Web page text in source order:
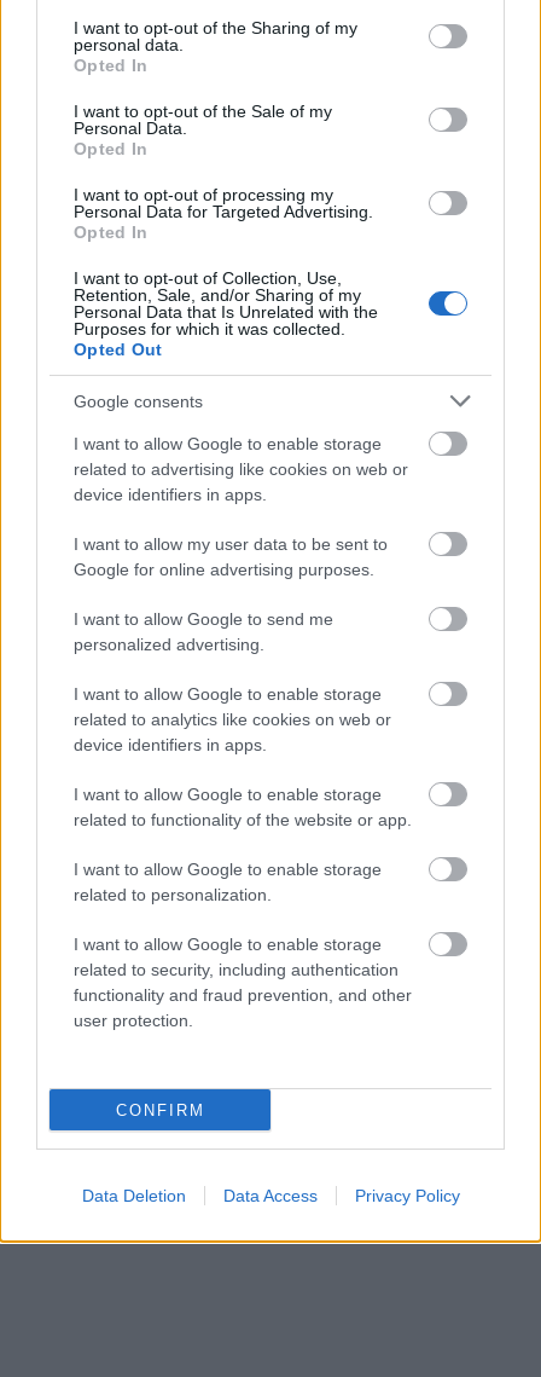
not limited to your visit or usage behaviour. You may click to
grant or deny consent to Google and its third-party tags to
use your data for below specified purposes in below Google
consent section.
I want to opt-out of the Sharing of my
personal data.
Opted In
I want to opt-out of the Sale of my
Personal Data.
Opted In
I want to opt-out of processing my
Personal Data for Targeted Advertising.
Opted In
I want to opt-out of Collection, Use,
Retention, Sale, and/or Sharing of my
Personal Data that Is Unrelated with the
Purposes for which it was collected.
Opted Out
Google consents
I want to allow Google to enable storage
related to advertising like cookies on web or
device identifiers in apps.
I want to allow my user data to be sent to
Google for online advertising purposes.
I want to allow Google to send me
personalized advertising.
I want to allow Google to enable storage
related to analytics like cookies on web or
device identifiers in apps.
I want to allow Google to enable storage
related to functionality of the website or app.
I want to allow Google to enable storage
related to personalization.
I want to allow Google to enable storage
related to security, including authentication
functionality and fraud prevention, and other
user protection.
CONFIRM
Data Deletion Data Access Privacy Policy
φύση και η εκδρομή στις πηγές και το υπέροχο
κανένα αδιάφορο
Eίναι ίσως από τα ομορφότερα ορεινά μέρη με
συγκλονιστικά τοπία και καθαρό αέρα και γνωστό
-και όχι τυχαία- ως η Ελβετία της Ελλάδας.
Περιτριγυρισµένη από έλατα, η ευρυτανική
πρωτεύουσα, σε υψόµετρο 960 µ. στη νοτιοδυτική
πλευρά του όρους Βελούχι, ενδείκνυται για τον
χειμώνα καθώς κατά πάσα πιθανότητα θα σας
υποδεχτεί σκεπασµένη µε αφράτο χιόνι!
Στο Καρπενήσι αλλά και ευρύτερα
ανέσεις, εξαιρετικό φαγητό, διασκέδαση, αλλά και
αγέρωχα βουνά, ορμητικά ποτάμια, πανέμορφα
φαράγγια, γραφικά χωριά και ιστορικά μοναστήρια.
Στις πίστες του χιονοδρομικού κέντρου στο
Βελούχι, οικογένειες και παρέες απολαμβάνουν
συναρπαστικά ταξίδια στο χιόνι ενώ στα must visit
είναι σίγουρα η μονή της Παναγίας Προυσιώτισσας.